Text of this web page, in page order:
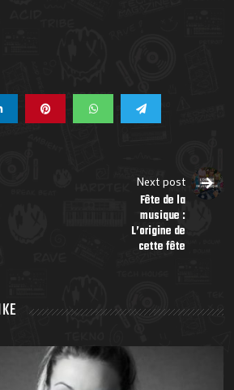
Next post
Fête de la
musique :
L’origine de
cette fête